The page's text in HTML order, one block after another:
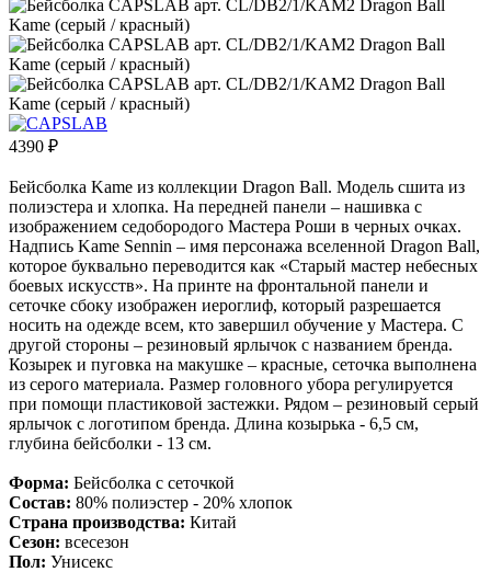
4390 ₽
Бейсболка Kame из коллекции Dragon Ball. Модель сшита из
полиэстера и хлопка. На передней панели – нашивка с
изображением седобородого Мастера Роши в черных очках.
Надпись Kame Sennin – имя персонажа вселенной Dragon Ball,
которое буквально переводится как «Старый мастер небесных
боевых искусств». На принте на фронтальной панели и
сеточке сбоку изображен иероглиф, который разрешается
носить на одежде всем, кто завершил обучение у Мастера. С
другой стороны – резиновый ярлычок с названием бренда.
Козырек и пуговка на макушке – красные, сеточка выполнена
из серого материала. Размер головного убора регулируется
при помощи пластиковой застежки. Рядом – резиновый серый
ярлычок с логотипом бренда. Длина козырька - 6,5 см,
глубина бейсболки - 13 см.
Форма: Бейсболка с сеточкой
Состав: 80% полиэстер - 20% хлопок
Страна производства: Китай
Сезон: всесезон
Пол: Унисекс